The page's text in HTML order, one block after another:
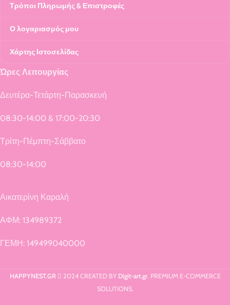
Τρόποι Πληρωμής & Επιστροφές
Ο λογαριασμός μου
Χάρτης Ιστοσελίδας
Ώρες Λειτουργίας
Δευτέρα-Τετάρτη-Παρασκευή
08:30-14:00 & 17:00-20:30
Τρίτη-Πέμπτη-Σάββατο
08:30-14:00
Αικατερίνη Καραλή
ΑΦΜ: 134989372
ΓΕΜΗ: 149499040000
HAPPYNEST.GR 2024 CREATED BY Digit-art.gr. PREMIUM E-COMMERCE
SOLUTIONS.